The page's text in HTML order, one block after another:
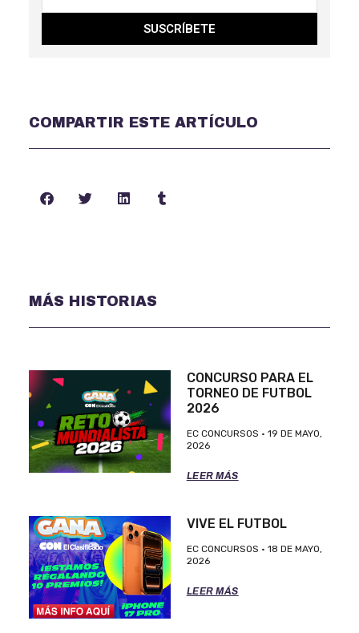
SUSCRÍBETE
COMPARTIR ESTE ARTÍCULO
MÁS HISTORIAS
CONCURSO PARA EL
TORNEO DE FUTBOL
2026
EC CONCURSOS
19 DE MAYO,
2026
LEER MÁS
VIVE EL FUTBOL
EC CONCURSOS
18 DE MAYO,
2026
LEER MÁS